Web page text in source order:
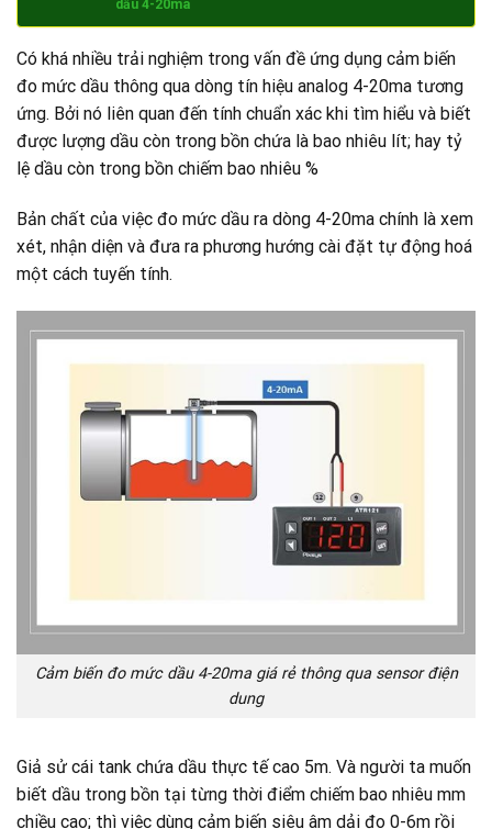
dầu 4-20ma
Có khá nhiều trải nghiệm trong vấn đề ứng dụng cảm biến
đo mức dầu thông qua dòng tín hiệu analog 4-20ma tương
ứng. Bởi nó liên quan đến tính chuẩn xác khi tìm hiểu và biết
được lượng dầu còn trong bồn chứa là bao nhiêu lít; hay tỷ
lệ dầu còn trong bồn chiếm bao nhiêu %
Bản chất của việc đo mức dầu ra dòng 4-20ma chính là xem
xét, nhận diện và đưa ra phương hướng cài đặt tự động hoá
một cách tuyến tính.
Cảm biến đo mức dầu 4-20ma giá rẻ thông qua sensor điện
dung
Giả sử cái tank chứa dầu thực tế cao 5m. Và người ta muốn
biết dầu trong bồn tại từng thời điểm chiếm bao nhiêu mm
chiều cao; thì việc dùng cảm biến siêu âm dải đo 0-6m rồi